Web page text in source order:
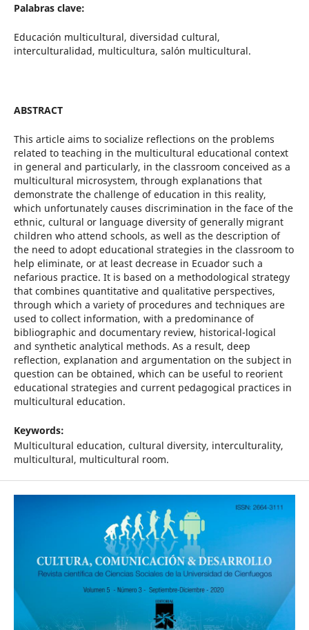
Palabras clave:
Educación multicultural, diversidad cultural,
interculturalidad, multicultura, salón multicultural.
ABSTRACT
This article aims to socialize reflections on the problems
related to teaching in the multicultural educational context
in general and particularly, in the classroom conceived as a
multicultural microsystem, through explanations that
demonstrate the challenge of education in this reality,
which unfortunately causes discrimination in the face of the
ethnic, cultural or language diversity of generally migrant
children who attend schools, as well as the description of
the need to adopt educational strategies in the classroom to
help eliminate, or at least decrease in Ecuador such a
nefarious practice. It is based on a methodological strategy
that combines quantitative and qualitative perspectives,
through which a variety of procedures and techniques are
used to collect information, with a predominance of
bibliographic and documentary review, historical-logical
and synthetic analytical methods. As a result, deep
reflection, explanation and argumentation on the subject in
question can be obtained, which can be useful to reorient
educational strategies and current pedagogical practices in
multicultural education.
Keywords:
Multicultural education, cultural diversity, interculturality,
multicultural, multicultural room.